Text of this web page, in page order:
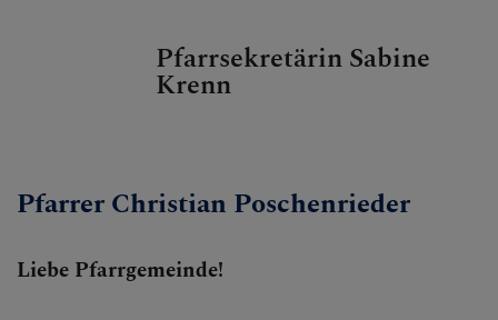
Pfarrsekretärin Sabine
Krenn
Pfarrer Christian Poschenrieder
Liebe Pfarrgemeinde!